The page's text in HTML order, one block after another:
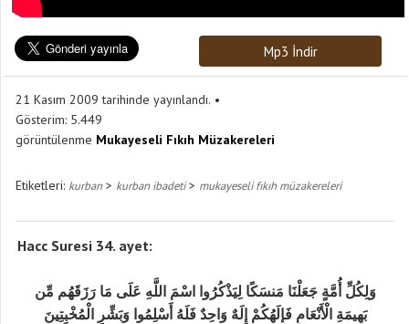
Mp3 İndir
21 Kasım 2009 tarihinde yayınlandı.
Gösterim: 5.449
görüntülenme Mukayeseli Fıkıh Müzakereleri
Etiketleri: kurban > kurban ibadeti> mukayeseli fıkıh müzakereleri
Hacc Suresi 34. ayet:
وَلِكُلِّ أُمَّةٍ جَعَلْنَا مَنسَكًا لِيَذْكُرُوا اسْمَ اللَّهِ عَلَى مَا رَزَقَهُم مِّن
بَهِيمَةِ الْأَنْعَامِ فَإِلَهُكُمْ إِلَهٌ وَاحِدٌ فَلَهُ أَسْلِمُوا وَبَشِّرِ الْمُخْبِتِينَ